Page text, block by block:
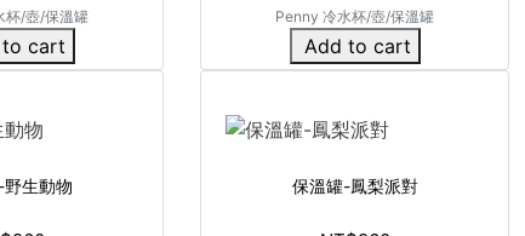
杯/壺/保溫罐
cart
Penny 冷水杯/壺/保溫罐
Add to cart
生動物 保溫罐-鳳梨派對